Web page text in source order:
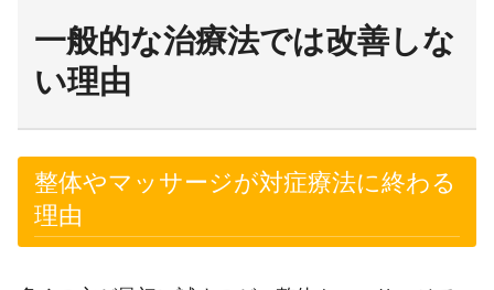
一般的な治療法では改善しな
い理由
整体やマッサージが対症療法に終わる
理由